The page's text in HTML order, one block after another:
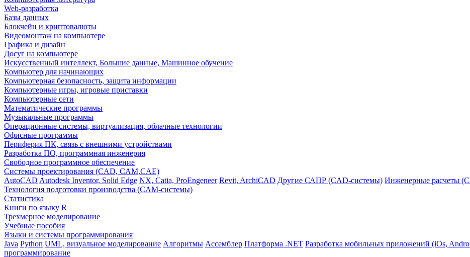
Web-разработка
Базы данных
Блокчейн и криптовалюты
Видеомонтаж на компьютере
Графика и дизайн
Досуг на компьютере
Искусственный интеллект, Большие данные, Машинное обучение
Компьютер для начинающих
Компьютерная безопасность, защита информации
Компьютерные игры, игровые приставки
Компьютерные сети
Математические программы
Музыкальные программы
Операционные системы, виртуализация, облачные технологии
Офисные программы
Периферия ПК, связь с внешними устройствами
Разработка ПО, программная инженерия
Свободное программное обеспечение
Системы проектирования (CAD, CAM,CAE)
AutoCAD Autodesk Inventor, Solid Edge NX, Catia, ProEngeneer Revit, ArchiCAD Другие САПР (CAD-системы) Инженерные расчеты
Технология подготовки производства (CAM-системы)
Статистика
Книги по языку R
Трехмерное моделирование
Учебные пособия
Языки и системы программирования
Java Python UML, визуальное моделирование Алгоритмы Ассемблер Платформа .NET Разработка мобильных приложений (iOs,
программирование